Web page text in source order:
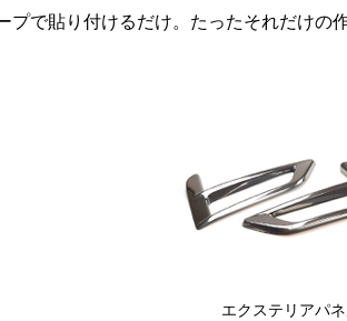
プで貼り付けるだけ。たったそれだけの
エクステリアパ